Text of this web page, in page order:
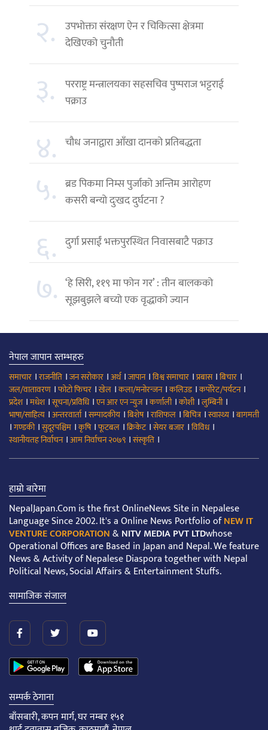
२. उपभोक्ता संरक्षण ऐन र चिकित्सा क्षेत्रमा
देखिएको चुनौती
३.
परराष्ट्र मन्त्रालयका सहसचिव पुष्पराज भट्टराई
पक्राउ
४. चौध जनाद्वारा आँखा दानको प्रतिबद्धता
५. ब्रड पिकमा निम्स पुर्जाको अन्तिम आरोहण
कसरी बन्यो दुःखद दुर्घटना ?
६. दुर्गा प्रसाईं भक्तपुरस्थित निवासबाटै पक्राउ
७. ‘हे सिरी, ११९ मा फोन गर’ : तीन बालकको
सूझबुझले बच्यो एक वृद्धाको ज्यान
नेपाल जापान स्तम्भहरु
समाचार ।राजनीति ।जन सरोकार ।अर्थ।जापान।विश्व समाचार ।प्रबास।बिचार ।
जल/वातावरण ।फोटो फिचर ।खेल ।कला/मनोरन्जन।कलिउड।कर्पोरेट/पर्यटन।
प्रदेश।मधेश।सूचना/प्रविधि।एन आर एन न्युज।कर्णाली।कोशी।लुम्बिनी।
भाषा/साहित्य ।अन्तरवार्ता।सम्पादकीय ।बिशेष।राशिफल ।बिचित्र।स्वास्थ्य ।बागमती
।गण्डकी।सुदूरपश्चिम ।कृषि।फूटबल ।क्रिकेट।सेयर बजार ।विविध।
स्थानीयतह निर्वाचन।आम निर्वाचन २०७९ ।संस्कृति ।
हाम्रो बारेमा
NepalJapan.Com is the first OnlineNews Site in Nepalese
Language Since 2002. It's a Online News Portfolio ofNEW IT
VENTURE CORPORATION&NITV MEDIA PVT LTDwhose
Operational Offices are Based in Japan and Nepal. We feature
News & Activity of Nepalese Diaspora together with Nepal
Political News, Social Affairs & Entertainment Stuffs.
सामाजिक संजाल
सम्पर्क ठेगाना
बाँसबारी, कपन मार्ग, घर नम्बर १५१